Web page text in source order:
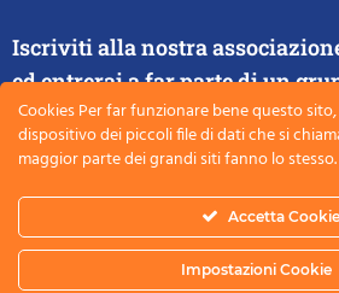
Iscriviti alla nostra
ed entrerai a far parte di un
esperti di rendicontazione e
rendicontazione
Cookies Per far funzionare bene questo
dispositivo dei piccoli file di dati che si
maggior parte dei grandi siti fanno lo stesso.
Accetta Cookie
Impostazioni Cookie